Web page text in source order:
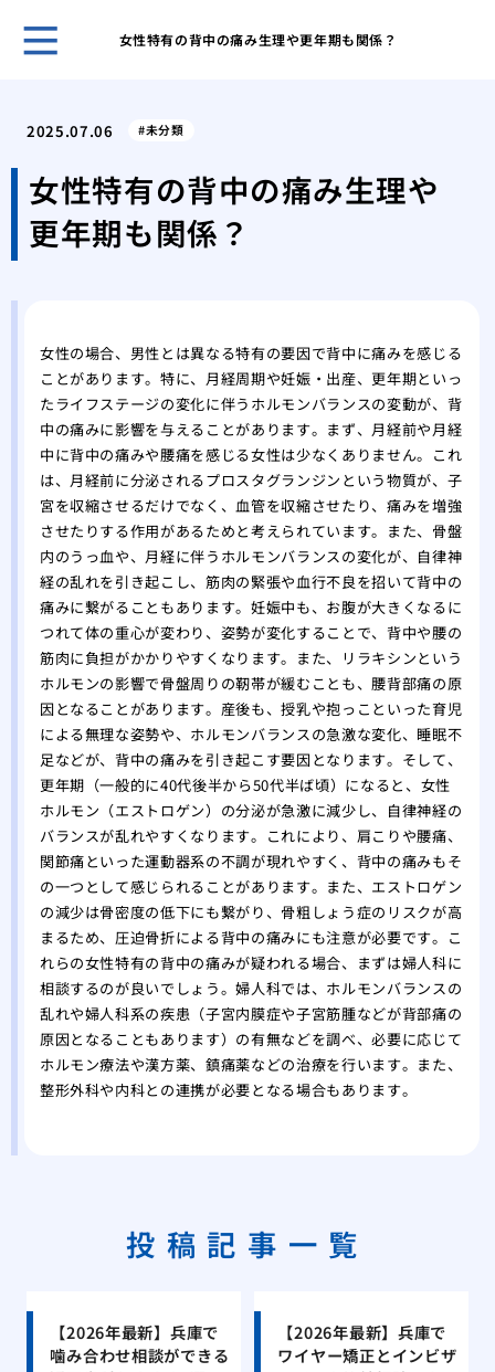
女性特有の背中の痛み生理や更年期も関係？
湿
ます
美
ト
2025.07.06 未分類
女性特有の背中の痛み生理や
更年期も関係？
女性の場合、男性とは異なる特有の要因で背中に痛みを感じる
ことがあります。特に、月経周期や妊娠・出産、更年期といっ
たライフステージの変化に伴うホルモンバランスの変動が、背
中の痛みに影響を与えることがあります。まず、月経前や月経
中に背中の痛みや腰痛を感じる女性は少なくありません。これ
は、月経前に分泌されるプロスタグランジンという物質が、子
宮を収縮させるだけでなく、血管を収縮させたり、痛みを増強
させたりする作用があるためと考えられています。また、骨盤
内のうっ血や、月経に伴うホルモンバランスの変化が、自律神
経の乱れを引き起こし、筋肉の緊張や血行不良を招いて背中の
痛みに繋がることもあります。妊娠中も、お腹が大きくなるに
つれて体の重心が変わり、姿勢が変化することで、背中や腰の
筋肉に負担がかかりやすくなります。また、リラキシンという
ホルモンの影響で骨盤周りの靭帯が緩むことも、腰背部痛の原
因となることがあります。産後も、授乳や抱っこといった育児
による無理な姿勢や、ホルモンバランスの急激な変化、睡眠不
足などが、背中の痛みを引き起こす要因となります。そして、
更年期（一般的に40代後半から50代半ば頃）になると、女性
ホルモン（エストロゲン）の分泌が急激に減少し、自律神経の
バランスが乱れやすくなります。これにより、肩こりや腰痛、
関節痛といった運動器系の不調が現れやすく、背中の痛みもそ
の一つとして感じられることがあります。また、エストロゲン
の減少は骨密度の低下にも繋がり、骨粗しょう症のリスクが高
まるため、圧迫骨折による背中の痛みにも注意が必要です。こ
れらの女性特有の背中の痛みが疑われる場合、まずは婦人科に
相談するのが良いでしょう。婦人科では、ホルモンバランスの
乱れや婦人科系の疾患（子宮内膜症や子宮筋腫などが背部痛の
原因となることもあります）の有無などを調べ、必要に応じて
ホルモン療法や漢方薬、鎮痛薬などの治療を行います。また、
整形外科や内科との連携が必要となる場合もあります。
投稿記事一覧
【2026年最新】兵庫で
噛み合わせ相談ができる
【2026年最新】兵庫で
ワイヤー矯正とインビザ